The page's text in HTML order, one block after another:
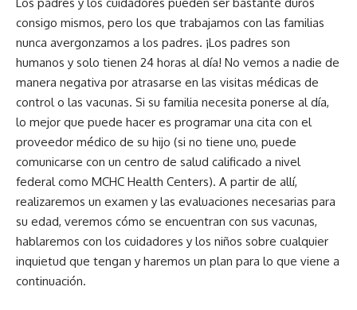
consigo mismos, pero los que trabajamos con las familias
nunca avergonzamos a los padres. ¡Los padres son
humanos y solo tienen 24 horas al día! No vemos a nadie de
manera negativa por atrasarse en las visitas médicas de
control o las vacunas. Si su familia necesita ponerse al día,
lo mejor que puede hacer es programar una cita con el
proveedor médico de su hijo (si no tiene uno, puede
comunicarse con un centro de salud calificado a nivel
federal como MCHC Health Centers). A partir de allí,
realizaremos un examen y las evaluaciones necesarias para
su edad, veremos cómo se encuentran con sus vacunas,
hablaremos con los cuidadores y los niños sobre cualquier
inquietud que tengan y haremos un plan para lo que viene a
continuación.